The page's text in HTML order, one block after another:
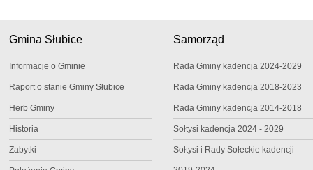
Gmina Słubice
Informacje o Gminie
Raport o stanie Gminy Słubice
Herb Gminy
Historia
Zabytki
Samorząd
Rada Gminy kadencja 2024-2029
Rada Gminy kadencja 2018-2023
Rada Gminy kadencja 2014-2018
Sołtysi kadencja 2024 - 2029
Sołtysi i Rady Sołeckie kadencji